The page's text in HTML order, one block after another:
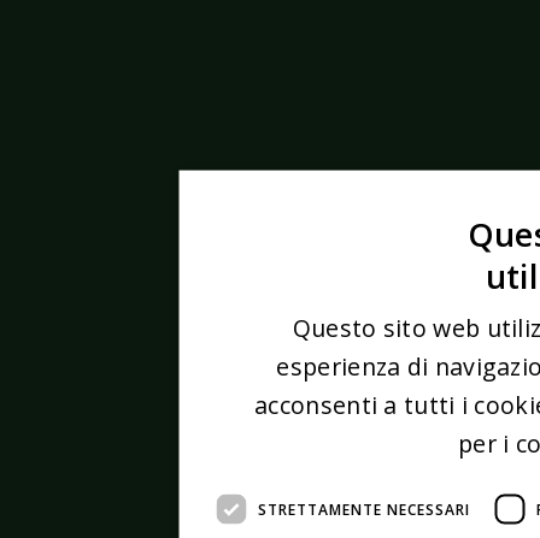
Questo sito web
esperienza di
acconsenti a tutti i
per i
STRETTAMENTE NECESSARI